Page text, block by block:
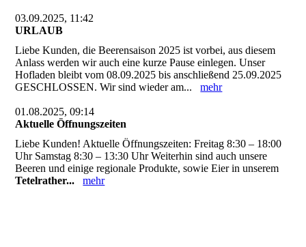
03.09.2025, 11:42
URLAUB
Liebe Kunden, die Beerensaison 2025 ist vorbei, aus diesem
Anlass werden wir auch eine kurze Pause einlegen. Unser
Hofladen bleibt vom 08.09.2025 bis anschließend 25.09.2025
GESCHLOSSEN. Wir sind wieder am...mehr
01.08.2025, 09:14
Aktuelle Öffnungszeiten
Liebe Kunden! Aktuelle Öffnungszeiten: Freitag 8:30 – 18:00
Uhr Samstag 8:30 – 13:30 Uhr Weiterhin sind auch unsere
Beeren und einige regionale Produkte, sowie Eier in unserem
Tetelrather...
mehr